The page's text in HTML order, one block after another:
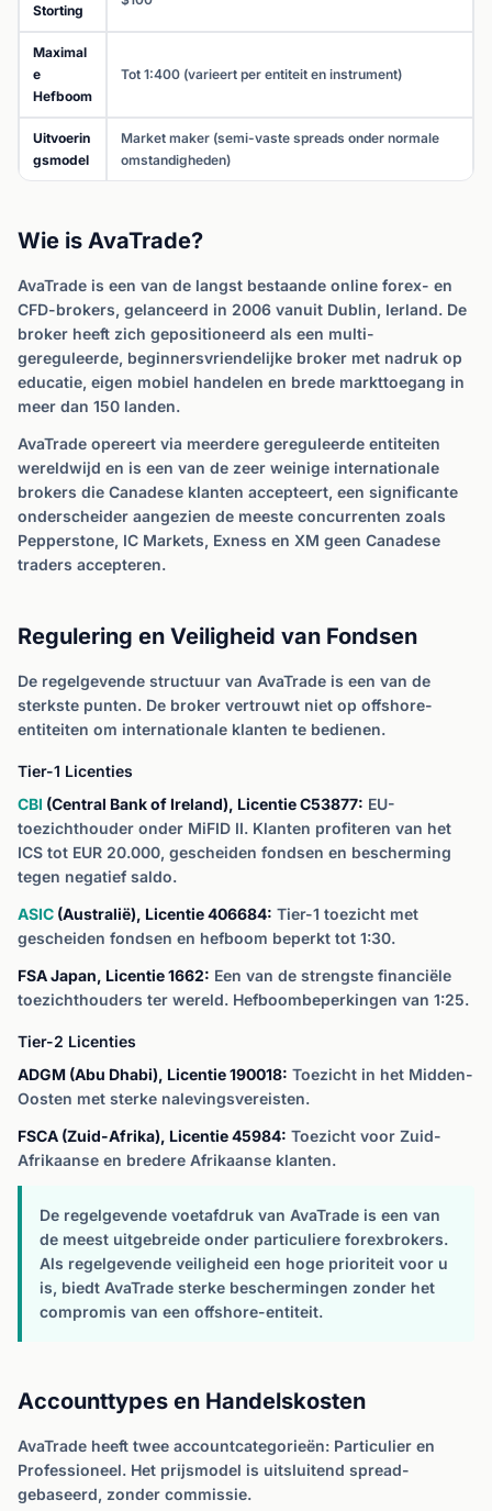
Storting
Maximal
e
Hefboom
Tot 1:400 (varieert per entiteit en instrument)
Uitvoerin
gsmodel
Market maker (semi-vaste spreads onder normale
omstandigheden)
Wie is AvaTrade?
AvaTrade is een van de langst bestaande online forex- en
CFD-brokers, gelanceerd in 2006 vanuit Dublin, Ierland. De
broker heeft zich gepositioneerd als een multi-
gereguleerde, beginnersvriendelijke broker met nadruk op
educatie, eigen mobiel handelen en brede markttoegang in
meer dan 150 landen.
AvaTrade opereert via meerdere gereguleerde entiteiten
wereldwijd en is een van de zeer weinige internationale
brokers die Canadese klanten accepteert, een significante
onderscheider aangezien de meeste concurrenten zoals
Pepperstone, IC Markets, Exness en XM geen Canadese
traders accepteren.
Regulering en Veiligheid van Fondsen
De regelgevende structuur van AvaTrade is een van de
sterkste punten. De broker vertrouwt niet op offshore-
entiteiten om internationale klanten te bedienen.
Tier-1 Licenties
CBI (Central Bank of Ireland), Licentie C53877: EU-
toezichthouder onder MiFID II. Klanten profiteren van het
ICS tot EUR 20.000, gescheiden fondsen en bescherming
tegen negatief saldo.
ASIC (Australië), Licentie 406684: Tier-1 toezicht met
gescheiden fondsen en hefboom beperkt tot 1:30.
FSA Japan, Licentie 1662: Een van de strengste financiële
toezichthouders ter wereld. Hefboombeperkingen van 1:25.
Tier-2 Licenties
ADGM (Abu Dhabi), Licentie 190018: Toezicht in het Midden-
Oosten met sterke nalevingsvereisten.
FSCA (Zuid-Afrika), Licentie 45984: Toezicht voor Zuid-
Afrikaanse en bredere Afrikaanse klanten.
De regelgevende voetafdruk van AvaTrade is een van
de meest uitgebreide onder particuliere forexbrokers.
Als regelgevende veiligheid een hoge prioriteit voor u
is, biedt AvaTrade sterke beschermingen zonder het
compromis van een offshore-entiteit.
Accounttypes en Handelskosten
AvaTrade heeft twee accountcategorieën: Particulier en
Professioneel. Het prijsmodel is uitsluitend spread-
gebaseerd, zonder commissie.